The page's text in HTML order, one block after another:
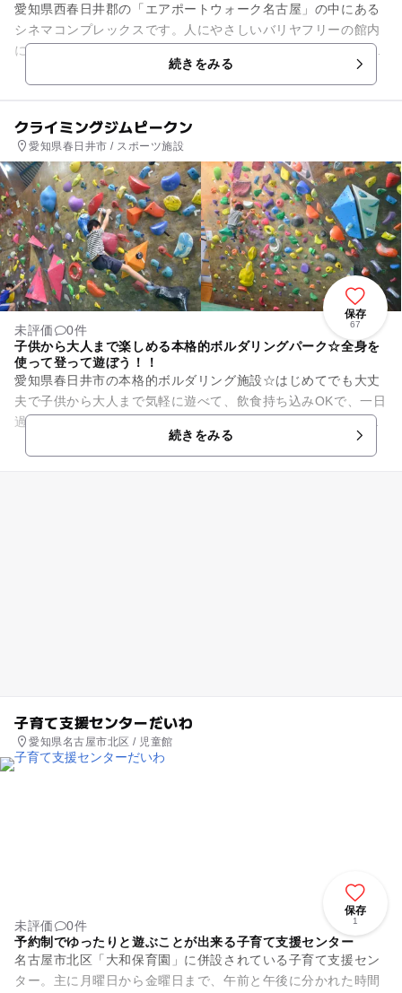
愛知県西春日井郡の「エアポートウォーク名古屋」の中にある
シネマコンプレックスです。人にやさしいバリヤフリーの館内
には、12のスクリーンに、各々75席から325席の座席を設置し
続きをみる
クライミングジムピークン
愛知県春日井市 / スポーツ施設
保存
67
未評価
0件
子供から大人まで楽しめる本格的ボルダリングパーク☆全身を
使って登って遊ぼう！！
愛知県春日井市の本格的ボルダリング施設☆はじめてでも大丈
夫で子供から大人まで気軽に遊べて、飲食持ち込みOKで、一日
過ごして頂く事もできます。悪天候でも冷暖房完備の室内施設
なので、1年十楽しむこと...続きをみる
子育て支援センターだいわ
愛知県名古屋市北区 / 児童館
保存
1
未評価
0件
予約制でゆったりと遊ぶことが出来る子育て支援センター
名古屋市北区「大和保育園」に併設されている子育て支援セン
ター。主に月曜日から金曜日まで、午前と午後に分かれた時間